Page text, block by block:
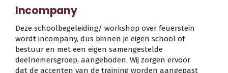
Incompany
Deze schoolbegeleiding/ workshop over feuerstein
wordt incompany, dus binnen je eigen school of
bestuur en met een eigen samengestelde
deelnemersgroep, aangeboden. Wij zorgen ervoor
dat de accenten van de training worden aangepast